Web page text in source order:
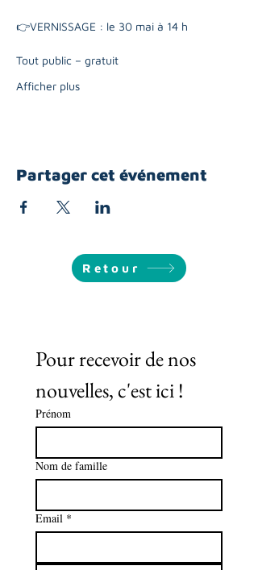
👉VERNISSAGE : le 30 mai à 14 h
Tout public – gratuit
Afficher plus
Partager cet événement
Retour
Pour recevoir de nos
nouvelles, c'est ici !
Prénom
Nom de famille
Email *